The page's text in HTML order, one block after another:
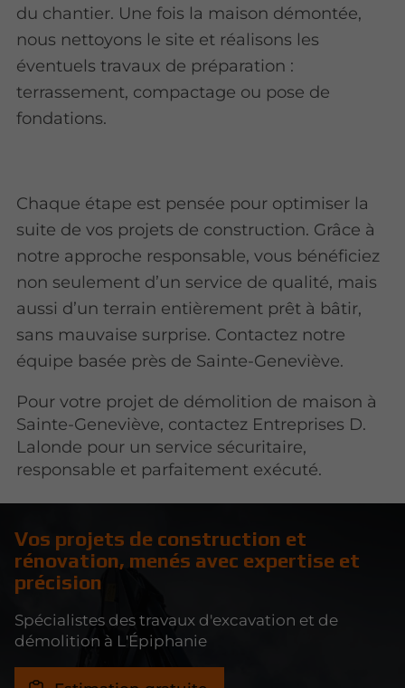
du chantier. Une fois la maison démontée,
nous nettoyons le site et réalisons les
éventuels travaux de préparation :
terrassement, compactage ou pose de
fondations.
Chaque étape est pensée pour optimiser la
suite de vos projets de construction. Grâce à
notre approche responsable, vous bénéficiez
non seulement d’un service de qualité, mais
aussi d’un terrain entièrement prêt à bâtir,
sans mauvaise surprise. Contactez notre
équipe basée près de Sainte-Geneviève.
Pour votre projet de démolition de maison à
Sainte-Geneviève, contactez Entreprises D.
Lalonde pour un service sécuritaire,
responsable et parfaitement exécuté.
Vos projets de construction et
rénovation, menés avec expertise et
précision
Spécialistes des travaux d'excavation et de
démolition à L'Épiphanie